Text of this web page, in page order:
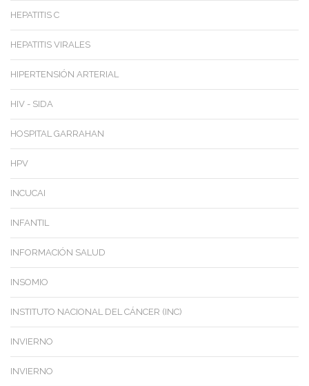
HEPATITIS C
HEPATITIS VIRALES
HIPERTENSIÓN ARTERIAL
HIV - SIDA
HOSPITAL GARRAHAN
HPV
INCUCAI
INFANTIL
INFORMACIÓN SALUD
INSOMIO
INSTITUTO NACIONAL DEL CÁNCER (INC)
INVIERNO
INVIERNO